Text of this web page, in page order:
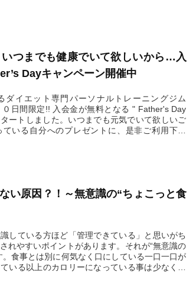
いつまでも健康でいて欲しいから…入
Dayキャンペーン開催中
ダイエット専門パーソナルトレーニングジム
日間限定!! 入会金が無料となる " Father's Day
ートしました。いつまでも元気でいて欲しいご
いる自分へのプレゼントに、是非ご利用下さ
い原因？！～無意識の“ちょこっと食
している方ほど「管理できている」と思いがち
れやすいポイントがあります。それが“無意識の
。食事とは別に何気なく口にしている一口一口が
いる以上のカロリーになっている事は少なくあ